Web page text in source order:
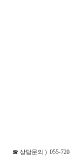
☎ 상담문의 ) 055-